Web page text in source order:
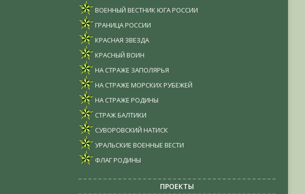
ВОЕННЫЙ ВЕСТНИК ЮГА РОССИИ
ГРАНИЦА РОССИИ
КРАСНАЯ ЗВЕЗДА
КРАСНЫЙ ВОИН
НА СТРАЖЕ ЗАПОЛЯРЬЯ
НА СТРАЖЕ МОРСКИХ РУБЕЖЕЙ
НА СТРАЖЕ РОДИНЫ
СТРАЖ БАЛТИКИ
СУВОРОВСКИЙ НАТИСК
УРАЛЬСКИЕ ВОЕННЫЕ ВЕСТИ
ФЛАГ РОДИНЫ
ПРОЕКТЫ